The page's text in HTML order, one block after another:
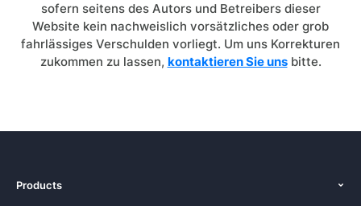
sofern seitens des Autors und Betreibers dieser
Website kein nachweislich vorsätzliches oder grob
fahrlässiges Verschulden vorliegt. Um uns Korrekturen
zukommen zu lassen, kontaktieren Sie unsbitte.
Products